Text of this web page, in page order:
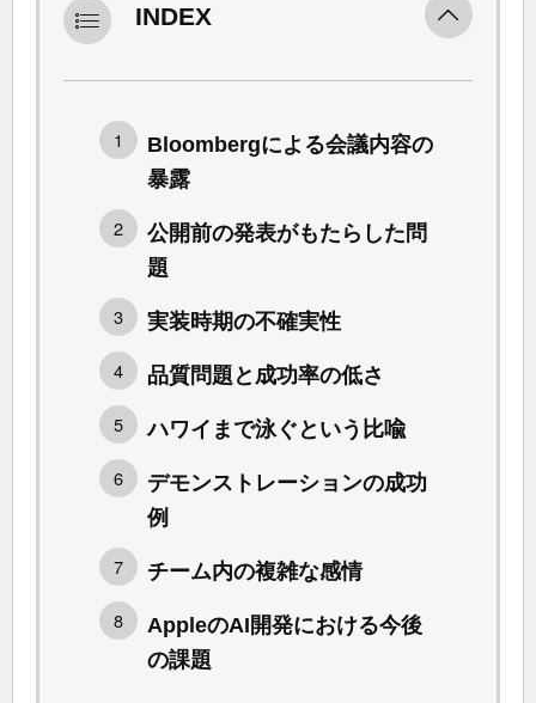
INDEX
Bloombergによる会議内容の
暴露
公開前の発表がもたらした問
題
実装時期の不確実性
品質問題と成功率の低さ
ハワイまで泳ぐという比喩
デモンストレーションの成功
例
チーム内の複雑な感情
AppleのAI開発における今後
の課題